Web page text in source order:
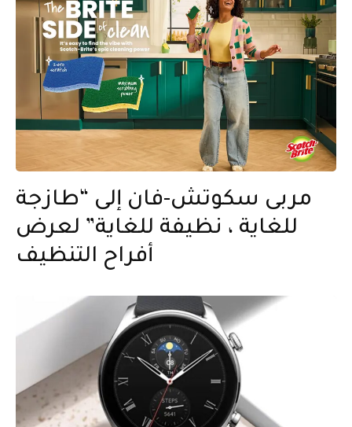
مربى سكوتش-فان إلى “طازجة
للغاية ، نظيفة للغاية” لعرض
أفراح التنظيف